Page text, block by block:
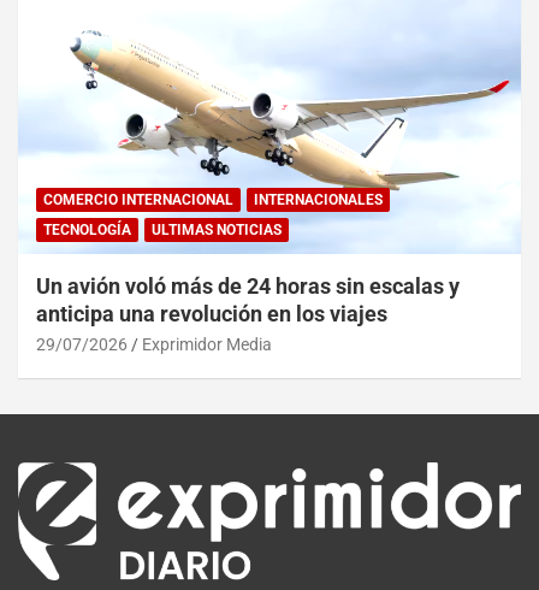
COMERCIO INTERNACIONAL
INTERNACIONALES
TECNOLOGÍA
ULTIMAS NOTICIAS
Un avión voló más de 24 horas sin escalas y
anticipa una revolución en los viajes
29/07/2026 Exprimidor Media